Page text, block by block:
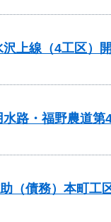
上線（4工区）
路・福野農道第
債務）本町工